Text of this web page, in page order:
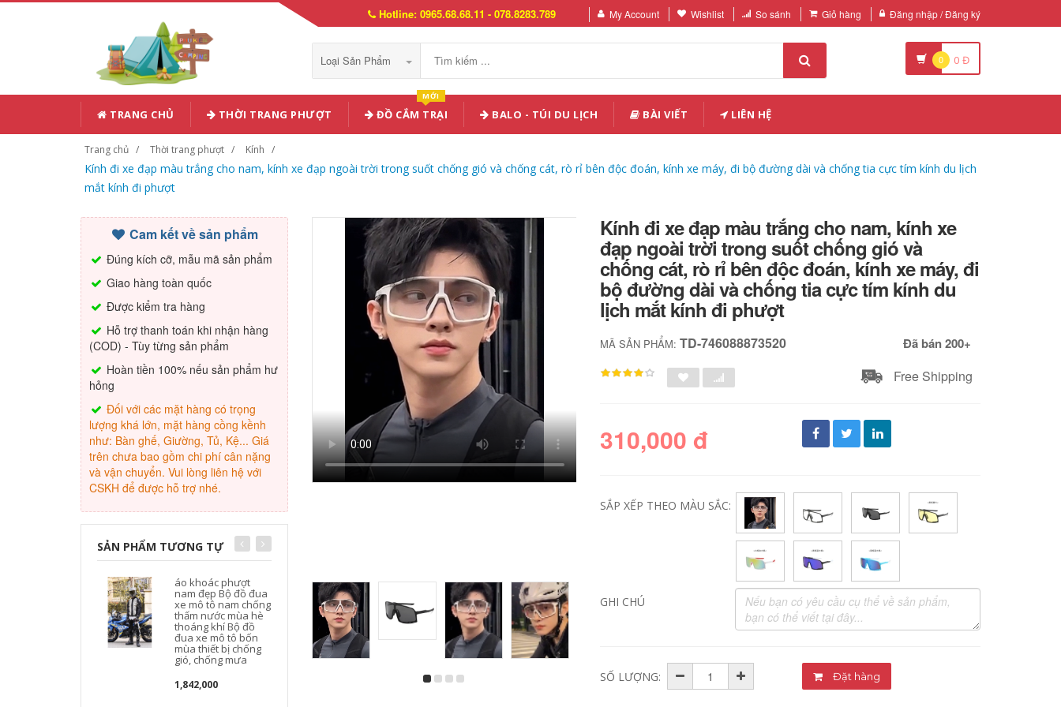
Hotline: 0965.68.68.11 - 078.8283.789 My Account Wishlist So sánh Giỏ hàng Đăng nhập / Đăng ký
Loại Sản Phẩm 0 0 Đ
TRANG CHỦ THỜI TRANG PHƯỢT ĐỒ CẮM TRẠI
MỚI
BALO - TÚI DU LỊCH BÀI VIẾT LIÊN HỆ
Trang chủ Thời trang phượt Kính
Kính đi xe đạp màu trắng cho nam, kính xe đạp ngoài trời trong suốt chống gió và chống cát, rò rỉ bên độc đoán, kính xe máy, đi bộ đường dài và chống tia cực tím kính du lịch
mắt kính đi phượt
Cam kết về sản phẩm
Đúng kích cỡ, mẫu mã sản phẩm
Giao hàng toàn quốc
Được kiểm tra hàng
Hỗ trợ thanh toán khi nhận hàng
(COD) - Tùy từng sản phẩm
Hoàn tiền 100% nếu sản phẩm hư
hỏng
Đối với các mặt hàng có trọng
lượng khá lớn, mặt hàng cồng kềnh
như: Bàn ghế, Giường, Tủ, Kệ... Giá
trên chưa bao gồm chi phí cân nặng
và vận chuyển. Vui lòng liên hệ với
CSKH để được hỗ trợ nhé.
SẢN PHẨM TƯƠNG TỰ
áo khoác phượt
nam đẹp Bộ đồ đua
xe mô tô nam chống
thấm nước mùa hè
thoáng khí Bộ đồ
đua xe mô tô bốn
mùa thiết bị chống
gió, chống mưa
1,842,000
áo bảo hộ phượt
Quần áo đi xe đạp
mùa đông xe máy
nam chống gió và
ấm áp cho cả mùa
xe máy retro cuộc
biểu tình quần áo
nữ chống thấm
Găng tay da đi xe
máy cho nam và nữ,
thiết bị mô tô cổ
điển chống rơi bằng
sợi carbon, chống
gió mùa đông, ấm
áp và chống thấm
nước găng tay đi
phượt chống nước
găng tay monster
Kính đi xe đạp màu trắng cho nam, kính xe
đạp ngoài trời trong suốt chống gió và
chống cát, rò rỉ bên độc đoán, kính xe máy, đi
bộ đường dài và chống tia cực tím kính du
lịch mắt kính đi phượt
MÃ SẢN PHẨM:TD-746088873520 Đã bán 200+
Free Shipping
310,000 đ
SẮP XẾP THEO MÀU SẮC:
GHI CHÚ
SỐ LƯỢNG: Đặt hàng